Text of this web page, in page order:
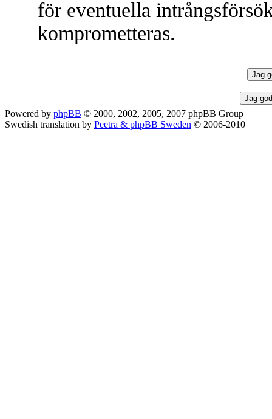
för eventuella
komprometteras.
Powered by phpBB © 2000, 2002, 2005, 2007 phpBB Group
Swedish translation by Peetra & phpBB Sweden © 2006-2010